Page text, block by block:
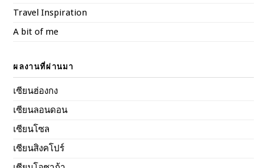
Travel Inspiration
A bit of me
ผลงานที่ผ่านมา
เซียนฮ่องกง
เซียนลอนดอน
เซียนโซล
เซียนสิงคโปร์